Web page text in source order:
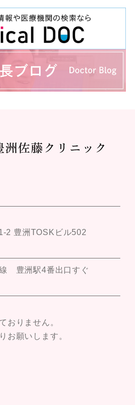
2 豊洲TOSKビル502
豊洲駅4番出口すぐ
おりません。
お願いします。